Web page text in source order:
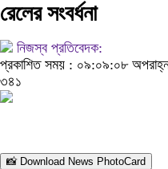
রেলের সংবর্ধনা
নিজস্ব প্রতিবেদক:
প্রকাশিত সময় : ০৯:০৯:০৮
৩৪১
📸 Download News PhotoCard